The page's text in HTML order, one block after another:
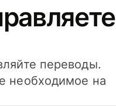
переводы.
необходимое на